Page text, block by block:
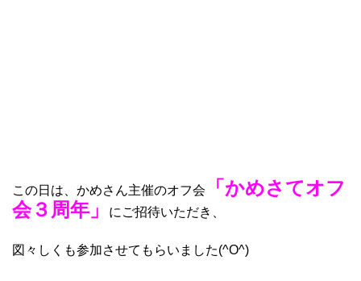
この日は、かめさん主催のオフ会
「かめさてオフ
会３周年」
にご招待いただき、
図々しくも参加させてもらいました(^O^)